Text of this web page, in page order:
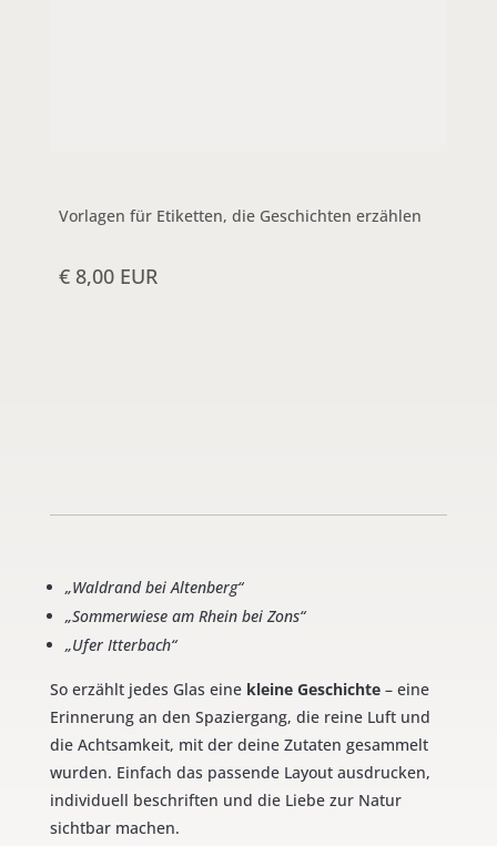
Vorlagen für Etiketten, die Geschichten erzählen
€ 8,00 EUR
„Waldrand bei Altenberg“
„Sommerwiese am Rhein bei Zons“
„Ufer Itterbach“
So erzählt jedes Glas eine kleine Geschichte – eine
Erinnerung an den Spaziergang, die reine Luft und
die Achtsamkeit, mit der deine Zutaten gesammelt
wurden. Einfach das passende Layout ausdrucken,
individuell beschriften und die Liebe zur Natur
sichtbar machen.